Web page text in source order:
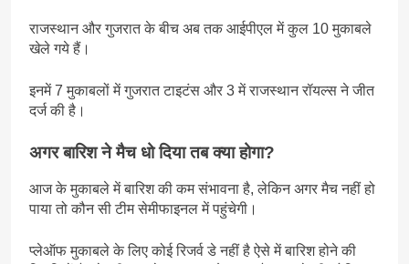
राजस्थान और गुजरात के बीच अब तक आईपीएल में कुल 10 मुकाबले
खेले गये हैं।
इनमें 7 मुकाबलों में गुजरात टाइटंस और 3 में राजस्थान रॉयल्स ने जीत
दर्ज की है।
अगर बारिश ने मैच धो दिया तब क्या होगा?
आज के मुकाबले में बारिश की कम संभावना है, लेकिन अगर मैच नहीं हो
पाया तो कौन सी टीम सेमीफाइनल में पहुंचेगी।
प्लेऑफ मुकाबले के लिए कोई रिजर्व डे नहीं है ऐसे में बारिश होने की